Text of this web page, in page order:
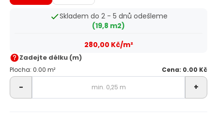
Zadejte délku (m)
Plocha: 0.00 m² Cena: 0.00 Kč
- +
Skladem do 2 - 5 dnů odešleme
(19,8 m2)
280,00 Kč/m²